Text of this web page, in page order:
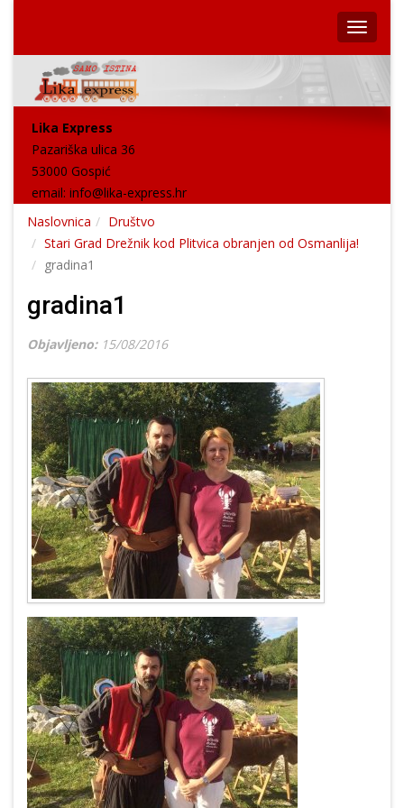
Lika Express
Pazariška ulica 36
53000 Gospić
email: info@lika-express.hr
Naslovnica
Društvo
Stari Grad Drežnik kod Plitvica obranjen od Osmanlija!
gradina1
gradina1
Objavljeno: 15/08/2016